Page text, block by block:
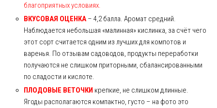
благоприятных условиях.
ВКУСОВАЯ ОЦЕНКА– 4,2 балла. Аромат средний.
Наблюдается небольшая «малинная» кислинка, за счёт чего
этот сорт считается одним из лучших для компотов и
варенья. По отзывам садоводов, продукты переработки
получаются не слишком приторными, сбалансированными
по сладости и кислоте.
ПЛОДОВЫЕ ВЕТОЧКИ крепкие, не слишком длинные.
Ягоды располагаются компактно, густо – на фото это